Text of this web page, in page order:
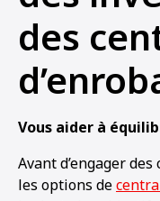
des
Vous aider à
Avant d’engager
les options de